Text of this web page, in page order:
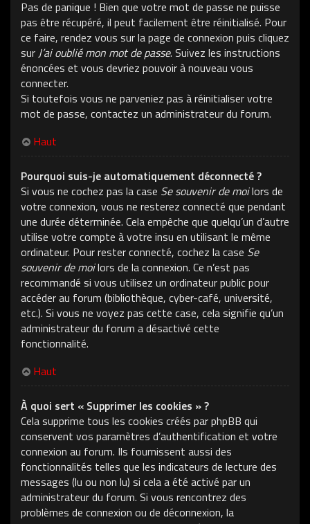
Pas de panique ! Bien que votre mot de passe ne puisse
pas être récupéré, il peut facilement être réinitialisé. Pour
ce faire, rendez vous sur la page de connexion puis cliquez
sur J’ai oublié mon mot de passe. Suivez les instructions
énoncées et vous devriez pouvoir à nouveau vous
connecter.
Si toutefois vous ne parveniez pas à réinitialiser votre
mot de passe, contactez un administrateur du forum.
Haut
Pourquoi suis-je automatiquement déconnecté ?
Si vous ne cochez pas la case Se souvenir de moilors de
votre connexion, vous ne resterez connecté que pendant
une durée déterminée. Cela empêche que quelqu’un d’autre
utilise votre compte à votre insu en utilisant le même
ordinateur. Pour rester connecté, cochez la case Se
souvenir de moilors de la connexion. Ce n’est pas
recommandé si vous utilisez un ordinateur public pour
accéder au forum (bibliothèque, cyber-café, université,
etc.). Si vous ne voyez pas cette case, cela signifie qu’un
administrateur du forum a désactivé cette
fonctionnalité.
Haut
À quoi sert « Supprimer les cookies » ?
Cela supprime tous les cookies créés par phpBB qui
conservent vos paramètres d’authentification et votre
connexion au forum. Ils fournissent aussi des
fonctionnalités telles que les indicateurs de lecture des
messages (lu ou non lu) si cela a été activé par un
administrateur du forum. Si vous rencontrez des
problèmes de connexion ou de déconnexion, la